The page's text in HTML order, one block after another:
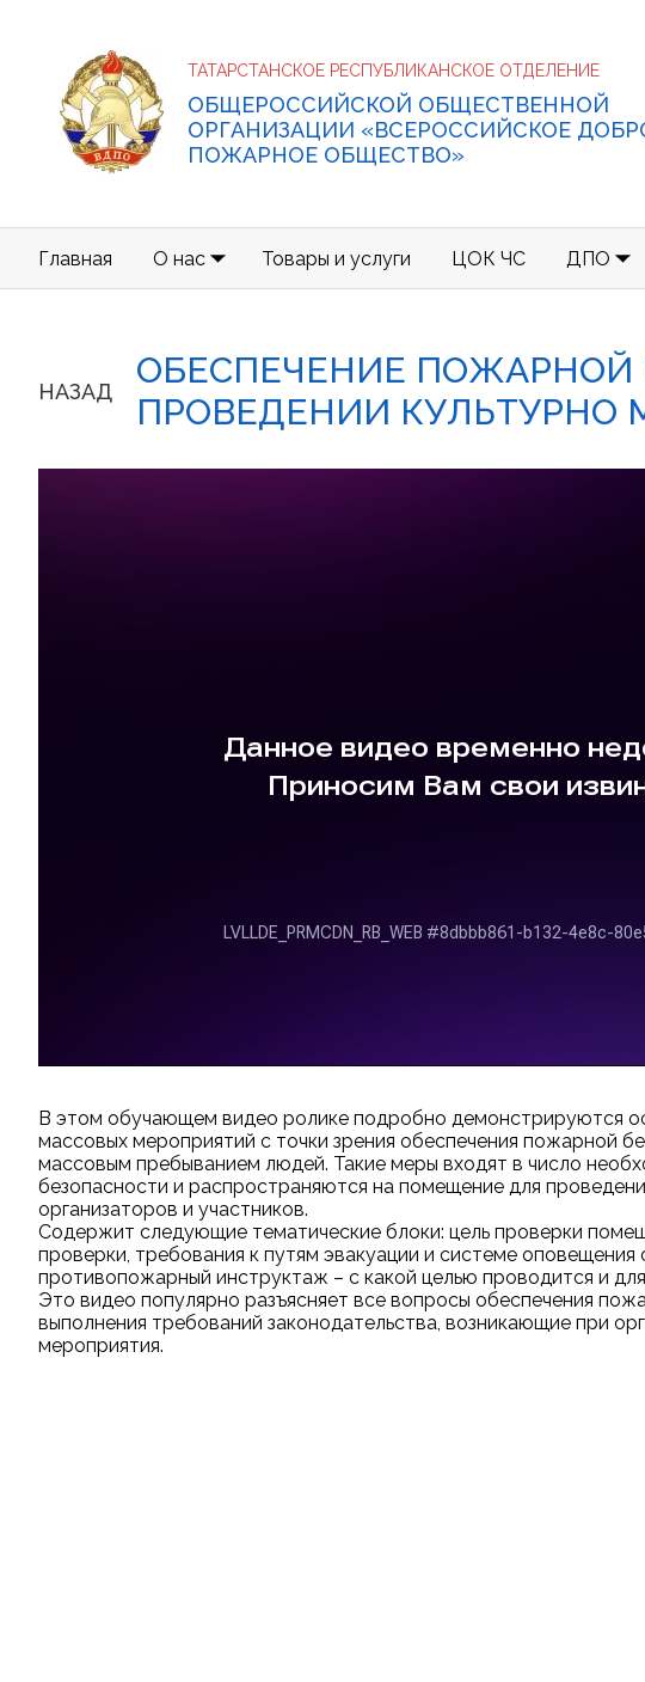
ТАТАРСТАНСКОЕ РЕСПУБЛИКАНСКОЕ ОТДЕЛЕНИЕ
ОБЩЕРОССИЙСКОЙ ОБЩЕСТВЕННОЙ
ОРГАНИЗАЦИИ «ВСЕРОССИЙСКОЕ
ПОЖАРНОЕ ОБЩЕСТВО»
Главная О нас Товары и услуги ЦОК ЧС ДПО
НАЗАД
ОБЕСПЕЧЕНИЕ ПОЖАРНОЙ
ПРОВЕДЕНИИ КУЛЬТУРНО
В этом обучающем видео ролике подробно демонстрируются
массовых мероприятий с точки зрения обеспечения пожарной
массовым пребыванием людей. Такие меры входят в число
безопасности и распространяются на помещение для
организаторов и участников.
Содержит следующие тематические блоки: цель проверки
проверки, требования к путям эвакуации и системе оповещения
противопожарный инструктаж – с какой целью проводится и
Это видео популярно разъясняет все вопросы обеспечения
выполнения требований законодательства, возникающие при
мероприятия.